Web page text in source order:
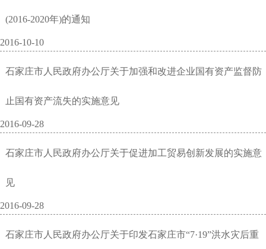
(2016-2020年)的通知
2016-10-10
石家庄市人民政府办公厅关于加强和改进企业国有资产监督防
止国有资产流失的实施意见
2016-09-28
石家庄市人民政府办公厅关于促进加工贸易创新发展的实施意
见
2016-09-28
石家庄市人民政府办公厅关于印发石家庄市“7·19”洪水灾后重